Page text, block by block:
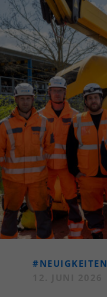
#NEUIGKEITEN